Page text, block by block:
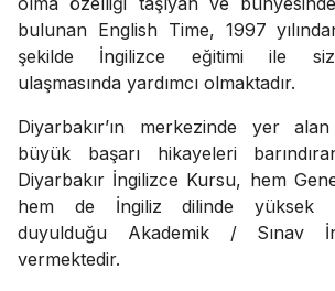
bulunan English Time, 1997
şekilde İngilizce eğitimi ile
ulaşmasında yardımcı olmaktadır.
Diyarbakır’ın merkezinde yer
büyük başarı hikayeleri
Diyarbakır İngilizce Kursu, hem
hem de İngiliz dilinde yüksek
duyulduğu Akademik / Sınav
vermektedir.